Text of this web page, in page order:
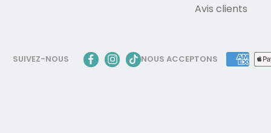
Avis clients
SUIVEZ-NOUS NOUS ACCEPTONS